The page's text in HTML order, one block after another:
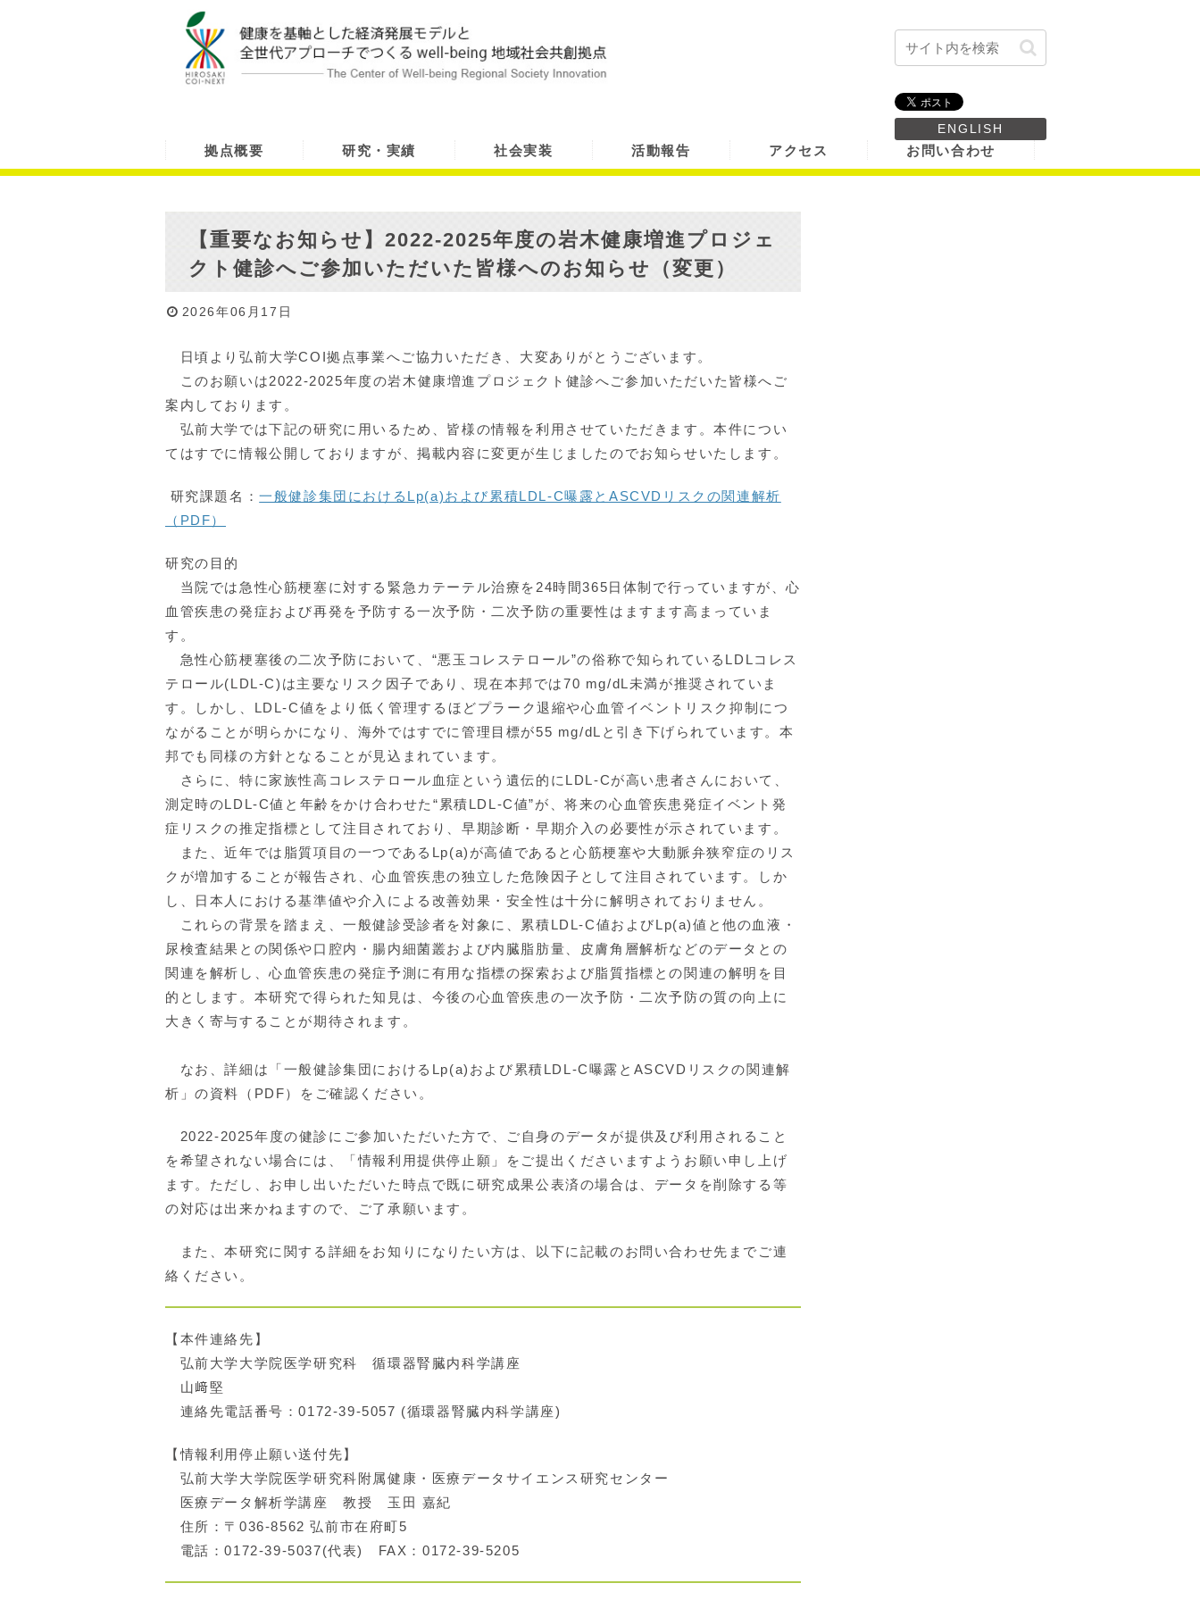
ENGLISH
拠点概要 研究・実績 社会実装 活動報告 アクセス お問い合わせ
【重要なお知らせ】2022-2025年度の岩木健康増進プロジェ
クト健診へご参加いただいた皆様へのお知らせ（変更）
2026年06月17日
日頃より弘前大学COI拠点事業へご協力いただき、大変ありがとうございます。
このお願いは2022-2025年度の岩木健康増進プロジェクト健診へご参加いただいた皆様へご
案内しております。
弘前大学では下記の研究に用いるため、皆様の情報を利用させていただきます。本件につい
てはすでに情報公開しておりますが、掲載内容に変更が生じましたのでお知らせいたします。
研究課題名：一般健診集団におけるLp(a)および累積LDL-C曝露とASCVDリスクの関連解析
（PDF）
研究の目的
当院では急性心筋梗塞に対する緊急カテーテル治療を24時間365日体制で行っていますが、心
血管疾患の発症および再発を予防する一次予防・二次予防の重要性はますます高まっていま
す。
急性心筋梗塞後の二次予防において、“悪玉コレステロール”の俗称で知られているLDLコレス
テロール(LDL-C)は主要なリスク因子であり、現在本邦では70 mg/dL未満が推奨されていま
す。しかし、LDL-C値をより低く管理するほどプラーク退縮や心血管イベントリスク抑制につ
ながることが明らかになり、海外ではすでに管理目標が55 mg/dLと引き下げられています。本
邦でも同様の方針となることが見込まれています。
さらに、特に家族性高コレステロール血症という遺伝的にLDL-Cが高い患者さんにおいて、
測定時のLDL-C値と年齢をかけ合わせた“累積LDL-C値”が、将来の心血管疾患発症イベント発
症リスクの推定指標として注目されており、早期診断・早期介入の必要性が示されています。
また、近年では脂質項目の一つであるLp(a)が高値であると心筋梗塞や大動脈弁狭窄症のリス
クが増加することが報告され、心血管疾患の独立した危険因子として注目されています。しか
し、日本人における基準値や介入による改善効果・安全性は十分に解明されておりません。
これらの背景を踏まえ、一般健診受診者を対象に、累積LDL-C値およびLp(a)値と他の血液・
尿検査結果との関係や口腔内・腸内細菌叢および内臓脂肪量、皮膚角層解析などのデータとの
関連を解析し、心血管疾患の発症予測に有用な指標の探索および脂質指標との関連の解明を目
的とします。本研究で得られた知見は、今後の心血管疾患の一次予防・二次予防の質の向上に
大きく寄与することが期待されます。
なお、詳細は「一般健診集団におけるLp(a)および累積LDL-C曝露とASCVDリスクの関連解
析」の資料（PDF）をご確認ください。
2022-2025年度の健診にご参加いただいた方で、ご自身のデータが提供及び利用されること
を希望されない場合には、「情報利用提供停止願」をご提出くださいますようお願い申し上げ
ます。ただし、お申し出いただいた時点で既に研究成果公表済の場合は、データを削除する等
の対応は出来かねますので、ご了承願います。
また、本研究に関する詳細をお知りになりたい方は、以下に記載のお問い合わせ先までご連
絡ください。
【本件連絡先】
弘前大学大学院医学研究科 循環器腎臓内科学講座
山﨑堅
連絡先電話番号：0172-39-5057 (循環器腎臓内科学講座)
【情報利用停止願い送付先】
弘前大学大学院医学研究科附属健康・医療データサイエンス研究センター
医療データ解析学講座 教授 玉田 嘉紀
住所：〒036-8562 弘前市在府町5
電話：0172-39-5037(代表) FAX：0172-39-5205